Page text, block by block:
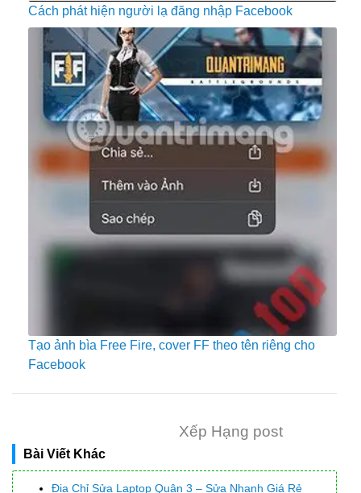
Cách phát hiện người lạ đăng nhập Facebook
Tạo ảnh bìa Free Fire, cover FF theo tên riêng cho
Facebook
Xếp Hạng post
Bài Viết Khác
Địa Chỉ Sửa Laptop Quận 3 – Sửa Nhanh Giá Rẻ